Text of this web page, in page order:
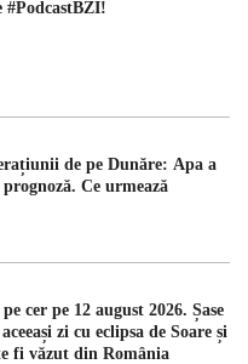
#PodcastBZI!
de pe Dunăre: Apa a
Ce urmează
cer pe 12 august 2026. Șase
zi cu eclipsa de Soare și
fi văzut din România